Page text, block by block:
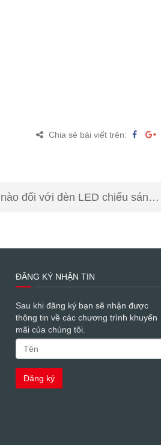
Chia sẻ bài viết trên:
đối với đèn LED chiếu sáng?
ĐĂNG KÝ NHẬN TIN
Sau khi đăng ký bạn sẽ nhận được
thông tin về các chương trình khuyến
mãi của chúng tôi.